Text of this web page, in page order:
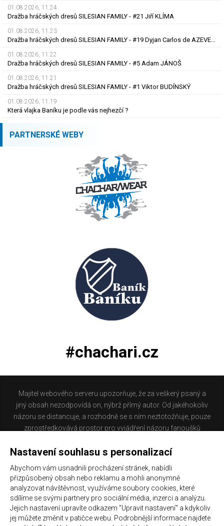
01.08.2026, 11.24
Dražba hráčských dresů SILESIAN FAMILY - #21 Jiří KLÍMA
01.08.2026, 11.23
Dražba hráčských dresů SILESIAN FAMILY - #19 Dyjan Carlos de AZEVEDO
01.08.2026, 11.22
Dražba hráčských dresů SILESIAN FAMILY - #5 Adam JÁNOŠ
01.08.2026, 11.21
Dražba hráčských dresů SILESIAN FAMILY - #1 Viktor BUDÍNSKÝ
01.08.2026, 11.19
Která vlajka Baníku je podle vás nejhezčí ?
PARTNERSKÉ WEBY
#chachari.cz
Majitel webového serveru upozorňuje, že za veškerý psaný a
jiný obsah nezodpovídá on, nýbrž přímý autor. Od jakéhokoliv
názoru se distancuje, a rozhodně se s ním neztotožňuje, pouze
zprostředkovává prostor pro vyjádření názoru fanoušků
nacházíte obsahuje materiál, který někteří lidé mohou
nejsou dle právní úpravy zákona č. 480/2004 Sb., o některých
službách informační společnosti a o změně některých zákonů
(zákon o některých službách informační společnosti) a
zejména §6 citovaného zákona, odpovědni za příspěvky
návštěvníků těchto stránek.
Nastavení souhlasu s personalizací
Abychom vám usnadnili procházení stránek, nabídli
přizpůsobený obsah nebo reklamu a mohli anonymně
analyzovat návštěvnost, využíváme soubory cookies, které
sdílíme se svými partnery pro sociální média, inzerci a analýzu.
Jejich nastavení upravíte odkazem "Upravit nastavení" a kdykoliv
jej můžete změnit v patičce webu. Podrobnější informace najdete